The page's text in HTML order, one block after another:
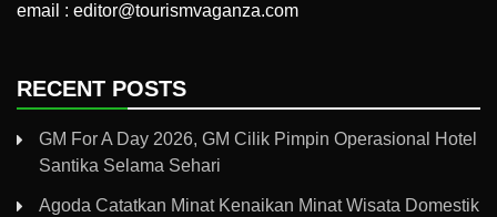
email : editor@tourismvaganza.com
RECENT POSTS
GM For A Day 2026, GM Cilik Pimpin Operasional Hotel
Santika Selama Sehari
Agoda Catatkan Minat Kenaikan Minat Wisata Domestik